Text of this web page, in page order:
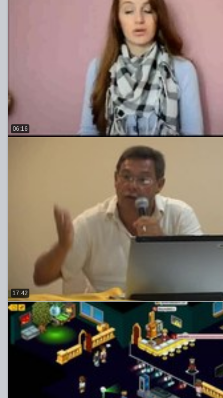
06:16
17:42